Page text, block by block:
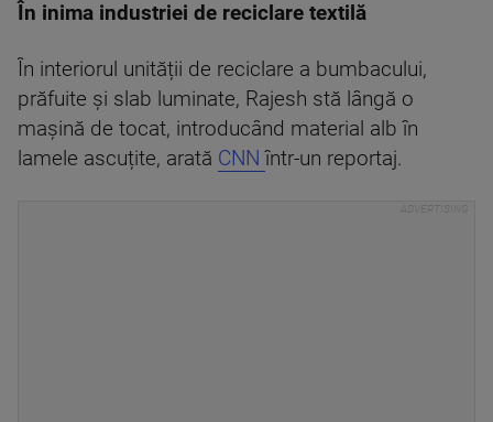
În inima industriei de reciclare textilă
În interiorul unității de reciclare a bumbacului,
prăfuite și slab luminate, Rajesh stă lângă o
mașină de tocat, introducând material alb în
lamele ascuțite, arată CNNîntr-un reportaj.